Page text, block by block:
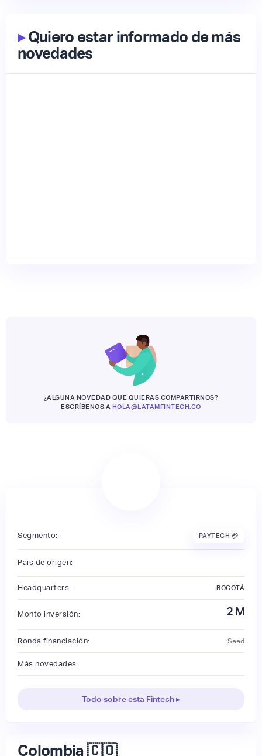
▸Quiero estar informado de más
novedades
¿ALGUNA NOVEDAD QUE QUIERAS COMPARTIRNOS?
ESCRÍBENOS A HOLA@LATAMFINTECH.CO
Segmento: PAYTECH 💳
País de origen:
Headquarters: BOGOTÁ
Monto inversión: 2 M
Ronda financiación: Seed
Más novedades
Todo sobre esta Fintech ▸
Colombia 🇨🇴